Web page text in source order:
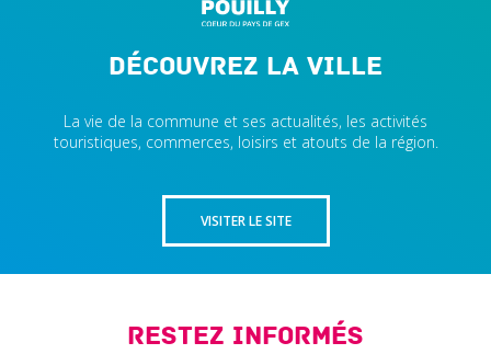
Découvrez la ville
La vie de la commune et ses actualités, les activités
touristiques, commerces, loisirs et atouts de la région.
VISITER LE SITE
Restez informés